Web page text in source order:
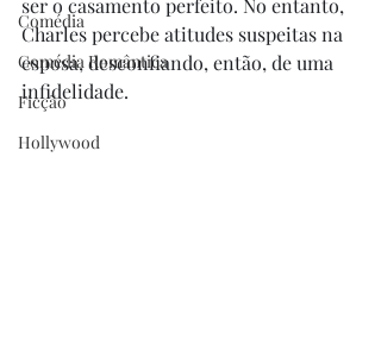
Comédia
Comédia Romântica
Ficção
Hollywood
ser o casamento perfeito. No entanto,
Charles percebe atitudes suspeitas na
esposa, desconfiando, então, de uma
infidelidade.